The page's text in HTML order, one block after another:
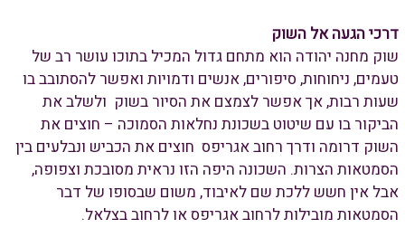
דרכי הגעה אל השוק
שוק מחנה יהודה הוא מתחם גדול המכיל בתוכו עושר רב של
טעמים, ניחוחות, סיפורים, אנשים ודמויות ואפשר להסתובב בו
שעות רבות, אך אפשר לצמצם את הסיור בשוק ולשלב את
הביקור בו עם שיטוט בשכונת נחלאות הסמוכה – חוצים את
השוק דרומה ודרך רחוב אגריפס חוצים את הכביש ונבלעים בין
הסמטאות הצרות. השכונה היפה הזו נראית מסובכת וצפופה,
אבל אין חשש ללכת שם לאיבוד, משום שבסופו של דבר
הסמטאות מובילות לרחוב אגריפס או לרחוב בצלאל.